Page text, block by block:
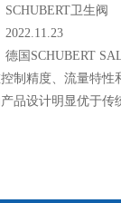
SCHUBERT卫生阀
2022.11.23
德国SCHUBERT
制精度、流量特
品设计明显优于传